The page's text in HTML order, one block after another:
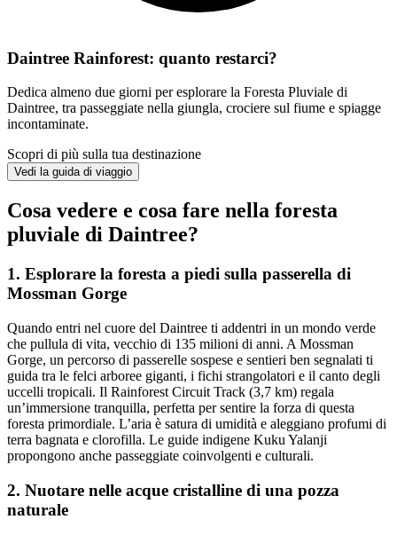
Daintree Rainforest: quanto restarci?
Dedica almeno due giorni per esplorare la Foresta Pluviale di
Daintree, tra passeggiate nella giungla, crociere sul fiume e spiagge
incontaminate.
Scopri di più sulla tua destinazione
Vedi la guida di viaggio
Cosa vedere e cosa fare nella foresta
pluviale di Daintree?
1. Esplorare la foresta a piedi sulla passerella di
Mossman Gorge
Quando entri nel cuore del Daintree ti addentri in un mondo verde
che pullula di vita, vecchio di 135 milioni di anni. A Mossman
Gorge, un percorso di passerelle sospese e sentieri ben segnalati ti
guida tra le felci arboree giganti, i fichi strangolatori e il canto degli
uccelli tropicali. Il Rainforest Circuit Track (3,7 km) regala
un’immersione tranquilla, perfetta per sentire la forza di questa
foresta primordiale. L’aria è satura di umidità e aleggiano profumi di
terra bagnata e clorofilla. Le guide indigene Kuku Yalanji
propongono anche passeggiate coinvolgenti e culturali.
2. Nuotare nelle acque cristalline di una pozza
naturale